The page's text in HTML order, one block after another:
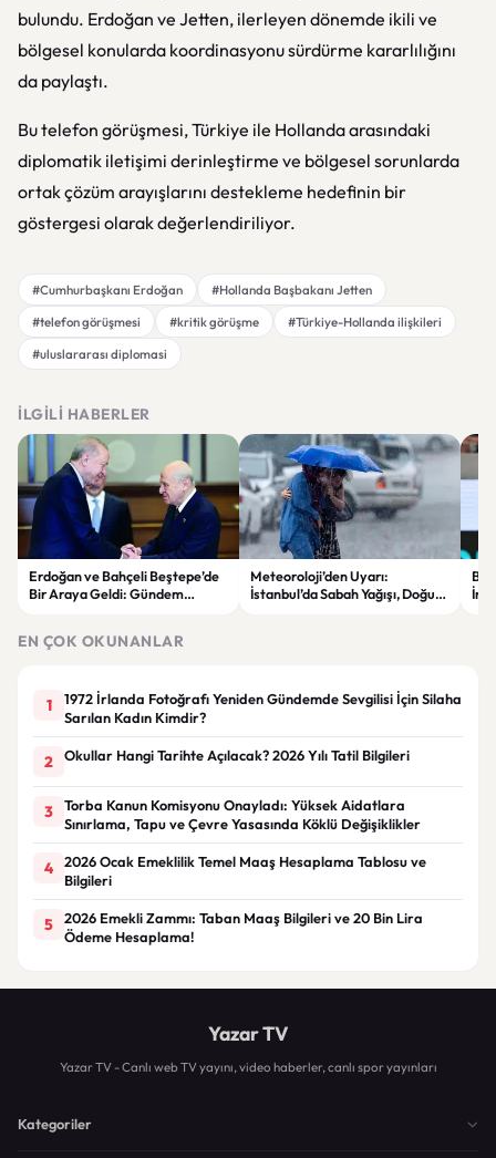
bulundu. Erdoğan ve Jetten, ilerleyen dönemde ikili ve
bölgesel konularda koordinasyonu sürdürme kararlılığını
da paylaştı.
Bu telefon görüşmesi, Türkiye ile Hollanda arasındaki
diplomatik iletişimi derinleştirme ve bölgesel sorunlarda
ortak çözüm arayışlarını destekleme hedefinin bir
göstergesi olarak değerlendiriliyor.
#Cumhurbaşkanı Erdoğan
#Hollanda Başbakanı Jetten
#telefon görüşmesi
#kritik görüşme
#Türkiye-Hollanda ilişkileri
#uluslararası diplomasi
İLGILI HABERLER
Erdoğan ve Bahçeli Beştepe’de
Bir Araya Geldi: Gündem
Meteoroloji’den Uyarı:
İstanbul’da Sabah Yağışı, Doğu
EN ÇOK OKUNANLAR
1
1972 İrlanda Fotoğrafı Yeniden Gündemde Sevgilisi İçin Silaha
Sarılan Kadın Kimdir?
2 Okullar Hangi Tarihte Açılacak? 2026 Yılı Tatil Bilgileri
3
Torba Kanun Komisyonu Onayladı: Yüksek Aidatlara
Sınırlama, Tapu ve Çevre Yasasında Köklü Değişiklikler
4
2026 Ocak Emeklilik Temel Maaş Hesaplama Tablosu ve
Bilgileri
5
2026 Emekli Zammı: Taban Maaş Bilgileri ve 20 Bin Lira
Ödeme Hesaplama!
Yazar TV
Yazar TV - Canlı web TV yayını, video haberler, canlı spor yayınları
Kategoriler